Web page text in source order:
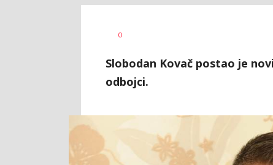
AUTOR
0
Slobodan Kovač postao je
odbojci.